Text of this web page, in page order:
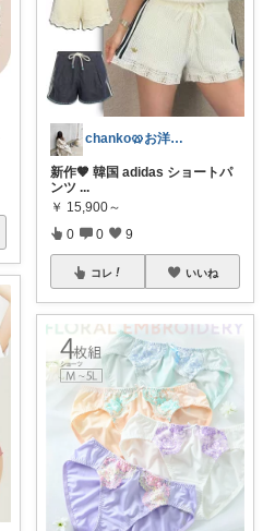
chanko🥨お洋服/出産準備💗
新作🤎 韓国 adidas ショートパ
ンツ ...
￥ 15,900～
0 0 9
コレ いいね